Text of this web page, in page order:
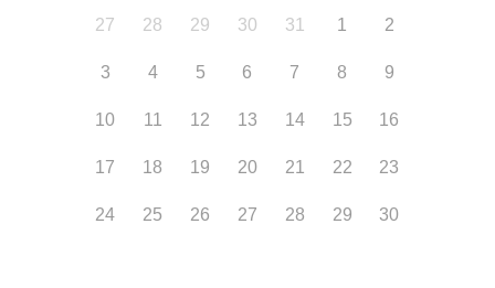
27 28 29 30 31 1 2
3 4 5 6 7 8 9
10 11 12 13 14 15 16
17 18 19 20 21 22 23
24 25 26 27 28 29 30